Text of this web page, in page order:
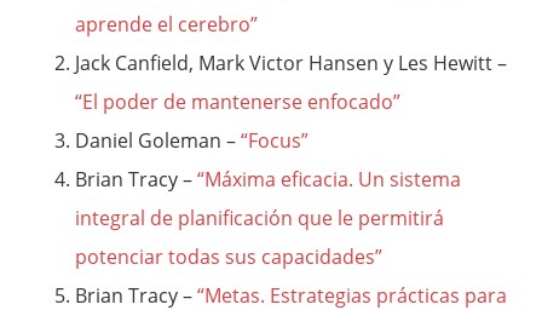
aprende el cerebro”
Jack Canfield, Mark Victor Hansen y Les Hewitt –
“El poder de mantenerse enfocado”
Daniel Goleman –“Focus”
Brian Tracy –“Máxima eficacia. Un sistema
integral de planificación que le permitirá
potenciar todas sus capacidades”
Brian Tracy –“Metas. Estrategias prácticas para